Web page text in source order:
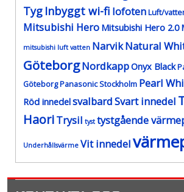
Tyg Inbyggt wi-fi lofotenLuft/
Mitsubishi Hero Mitsubishi Hero 2.0
mitsubishi luft vatten NarvikNatural
GöteborgNordkappOnyx Black
GöteborgPanasonic Stockholm Pearl
Röd innedelsvalbardSvart innedel
HaoriTrysil tyst tystgående
Underhållsvärme Vit innedel